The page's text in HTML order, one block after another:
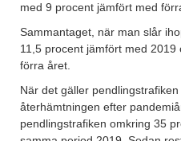
med 9 procent jämfört med
Sammantaget, när man slår
11,5 procent jämfört med
förra året.
När det gäller
återhämtningen efter
pendlingstrafiken omkring 35